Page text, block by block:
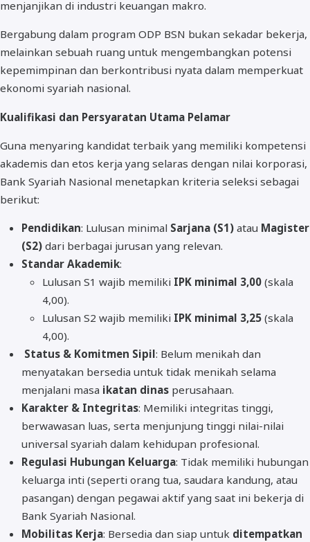
menjanjikan di industri keuangan makro.
Bergabung dalam program ODP BSN bukan sekadar bekerja,
melainkan sebuah ruang untuk mengembangkan potensi
kepemimpinan dan berkontribusi nyata dalam memperkuat
ekonomi syariah nasional.
Kualifikasi dan Persyaratan Utama Pelamar
Guna menyaring kandidat terbaik yang memiliki kompetensi
akademis dan etos kerja yang selaras dengan nilai korporasi,
Bank Syariah Nasional menetapkan kriteria seleksi sebagai
berikut:
Pendidikan: Lulusan minimal Sarjana (S1)atau Magister
(S2)dari berbagai jurusan yang relevan.
Standar Akademik:
Lulusan S1 wajib memiliki IPK minimal 3,00 (skala
4,00).
Lulusan S2 wajib memiliki IPK minimal 3,25 (skala
4,00).
Status & Komitmen Sipil: Belum menikah dan
menyatakan bersedia untuk tidak menikah selama
menjalani masa ikatan dinasperusahaan.
Karakter & Integritas: Memiliki integritas tinggi,
berwawasan luas, serta menjunjung tinggi nilai-nilai
universal syariah dalam kehidupan profesional.
Regulasi Hubungan Keluarga: Tidak memiliki hubungan
keluarga inti (seperti orang tua, saudara kandung, atau
pasangan) dengan pegawai aktif yang saat ini bekerja di
Bank Syariah Nasional.
Mobilitas Kerja: Bersedia dan siap untuk ditempatkan